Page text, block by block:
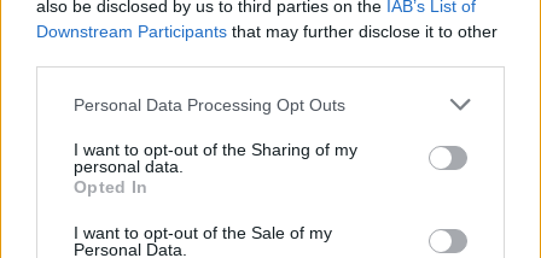
also be disclosed by us to third parties on the IAB’s List of
Downstream Participants that may further disclose it to other
Personal Data Processing Opt Outs
I want to opt-out of the Sharing of my
personal data.
Opted In
I want to opt-out of the Sale of my
Personal Data.
Patriot στη Σαουδική
Αραβία: Κάθε μήνα
επαναξιολογείται η
ελληνική παρουσία –
Μήνυμα της Αθήνας στο
Αιγαίο: Πέντε
και επτά
τρία τουρκικά
επανδρωμένα